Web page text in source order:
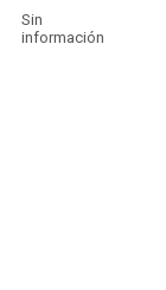
Sin
información